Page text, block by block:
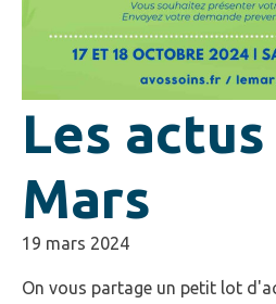
Les
Mars
19 mars 2024
On vous partage un petit lot